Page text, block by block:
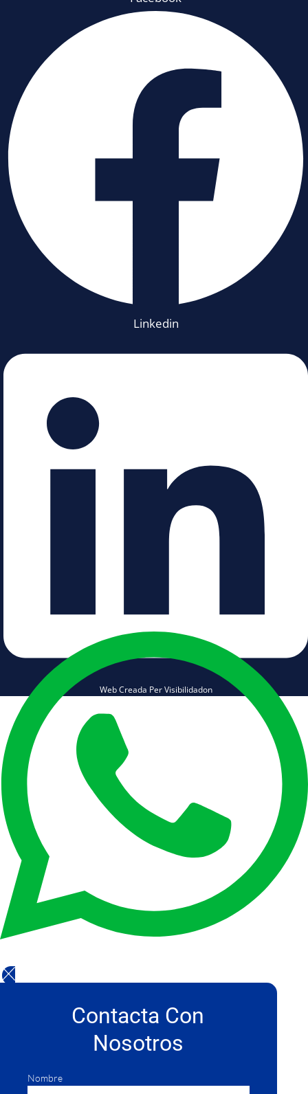
Linkedin
Web Creada Per Visibilidadon
Contacta Con
Nosotros
Nombre